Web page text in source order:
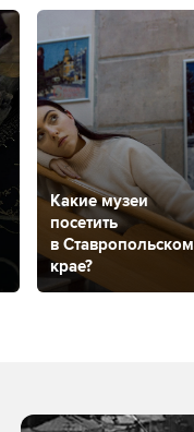
Какие музеи
посетить
в Ставропольском
крае?